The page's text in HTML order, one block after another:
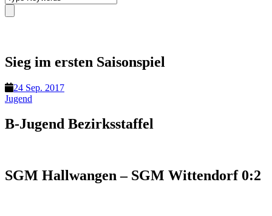
Sieg im ersten Saisonspiel
24 Sep. 2017
Jugend
B-Jugend Bezirksstaffel
SGM Hallwangen – SGM Wittendorf 0:2